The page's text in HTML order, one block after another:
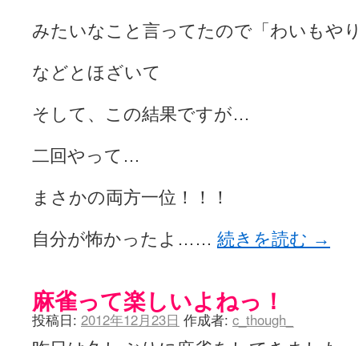
みたいなこと言ってたので「わいもや
などとほざいて
そして、この結果ですが…
二回やって…
まさかの両方一位！！！
自分が怖かったよ…… 続きを読む →
麻雀って楽しいよねっ！
投稿日: 2012年12月23日 作成者: c_though_